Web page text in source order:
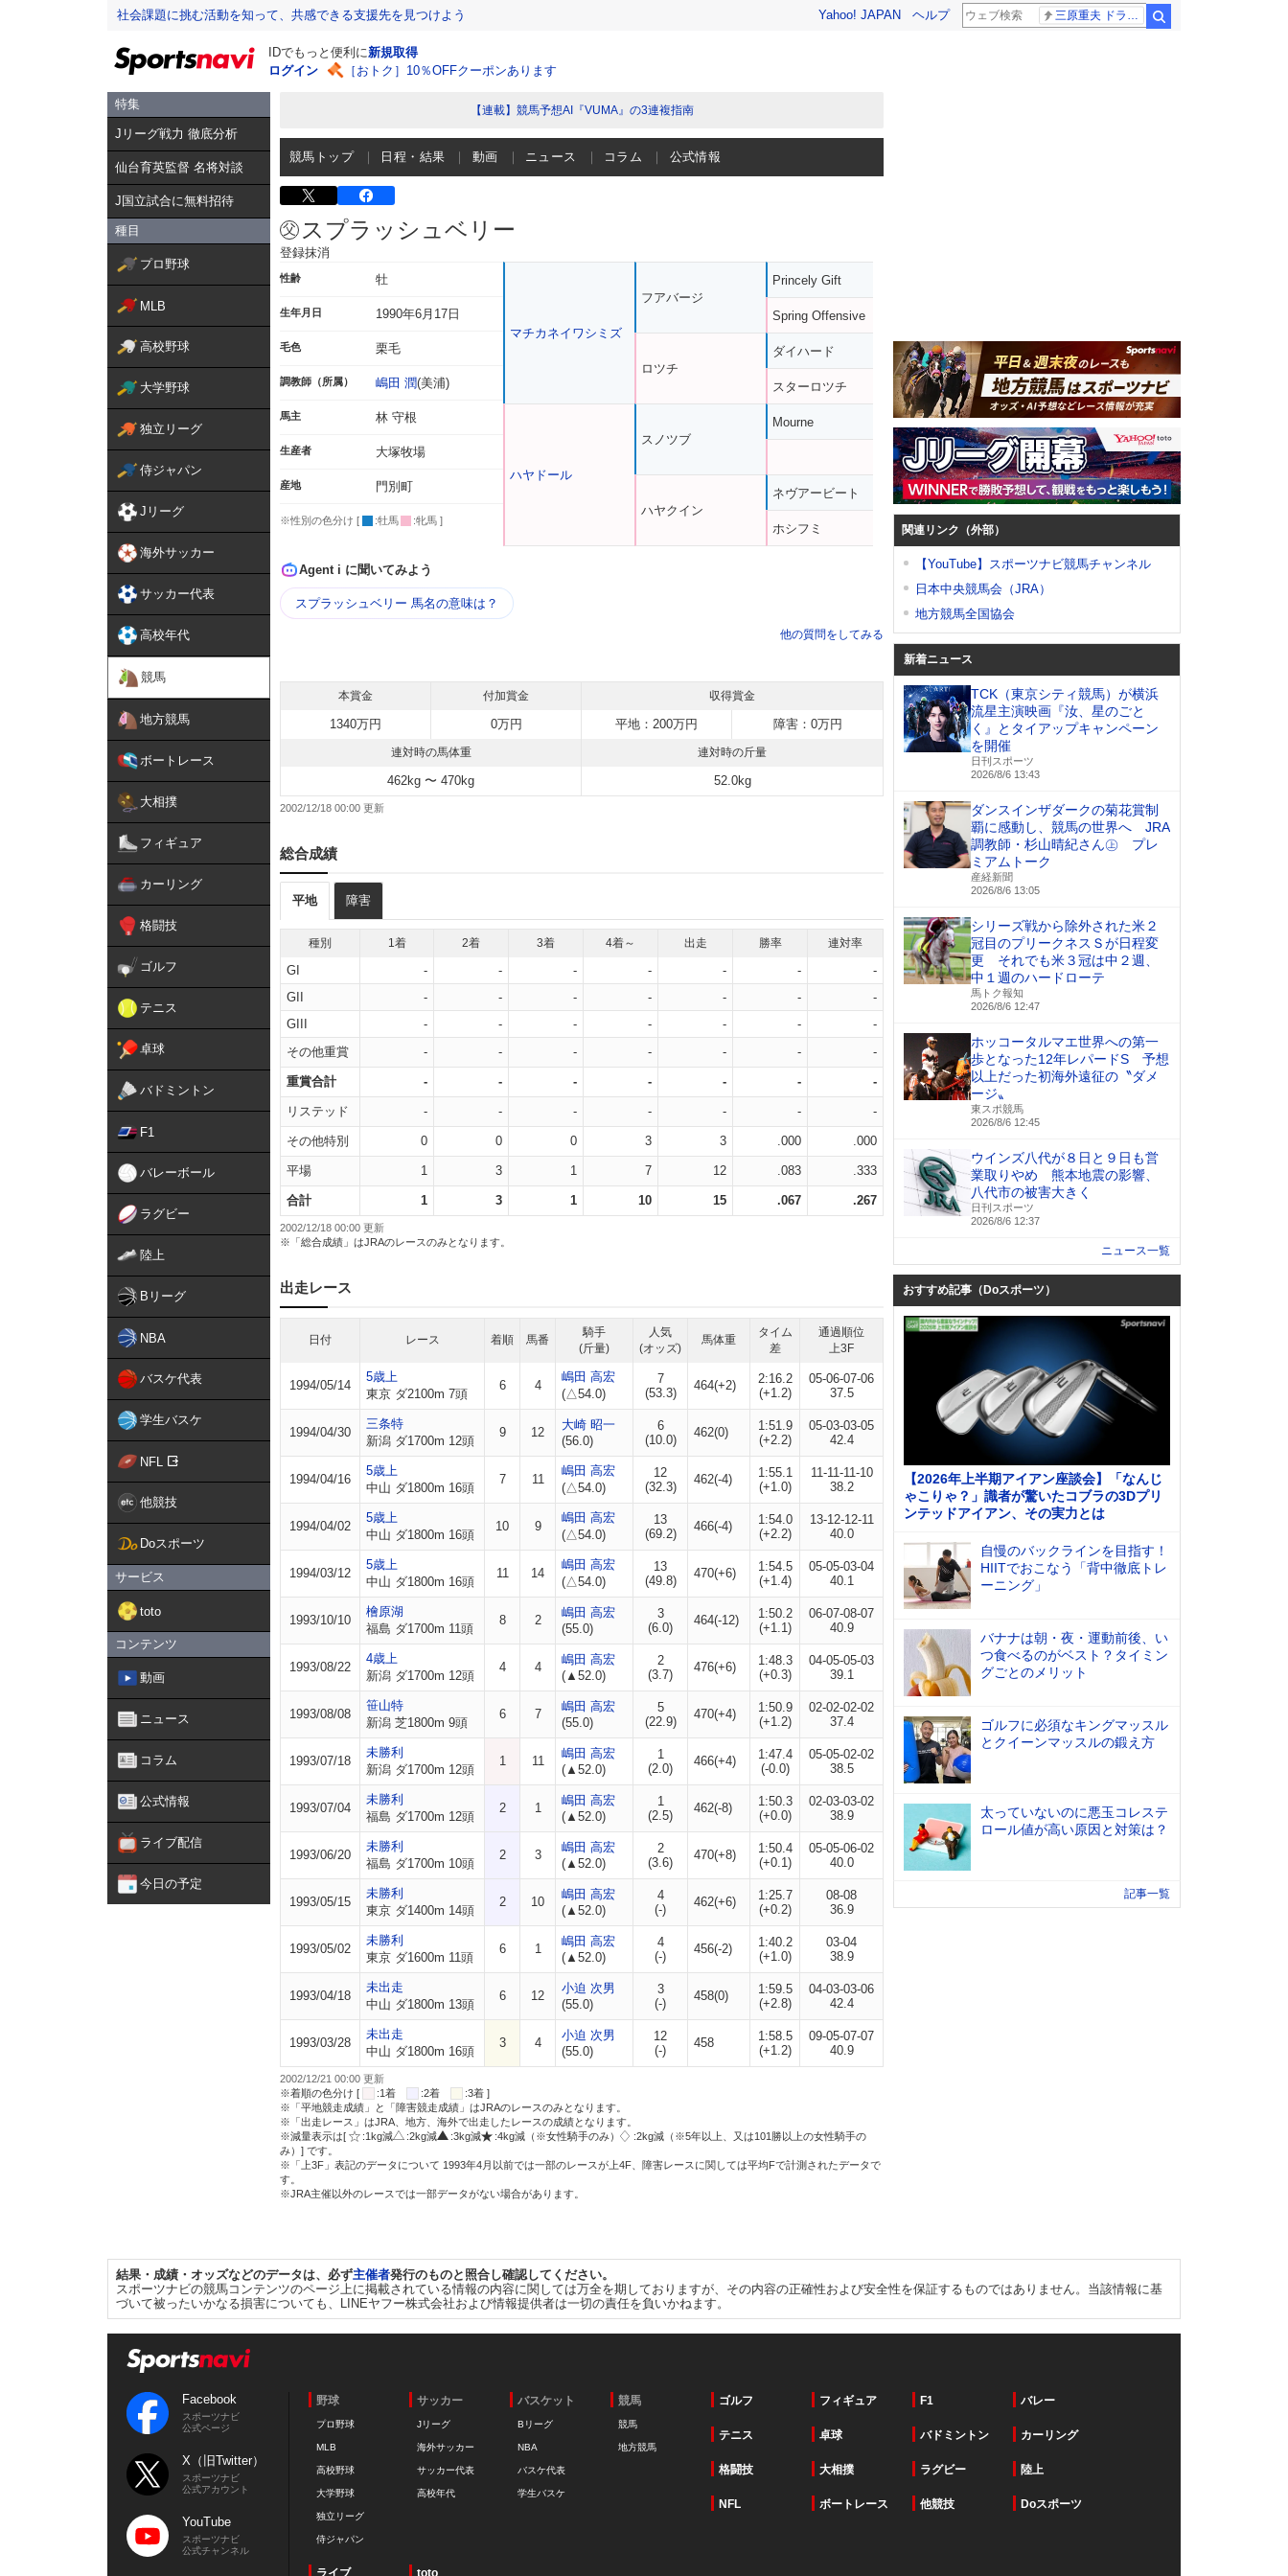
社会課題に挑む活動を知って、共感できる支援先を見つけよう Yahoo! JAPAN ヘルプ
IDでもっと便利に新規取得
ログイン
［おトク］10％OFFクーポンあります
特集
Jリーグ戦力 徹底分析
仙台育英監督 名将対談
J国立試合に無料招待
種目
プロ野球
MLB
高校野球
大学野球
独立リーグ
侍ジャパン
Jリーグ
海外サッカー
サッカー代表
高校年代
競馬
地方競馬
ボートレース
大相撲
フィギュア
カーリング
格闘技
ゴルフ
テニス
卓球
バドミントン
F1
バレーボール
ラグビー
陸上
Bリーグ
NBA
バスケ代表
学生バスケ
NFL
他競技
Doスポーツ
サービス
toto
コンテンツ
動画
ニュース
コラム
公式情報
ライブ配信
今日の予定
【連載】競馬予想AI『VUMA』の3連複指南
競馬トップ 日程・結果 動画 ニュース コラム 公式情報
スプラッシュベリー
登録抹消
性齢 牡
生年月日 1990年6月17日
毛色 栗毛
調教師（所属） 嶋田 潤(美浦)
馬主 林 守根
生産者 大塚牧場
産地 門別町
※性別の色分け [ :牡馬 :牝馬 ]
マチカネイワシミズ
ハヤドール
フアバージ
ロツチ
スノツブ
ハヤクイン
Princely Gift
Spring Offensive
ダイハード
スターロツチ
Mourne
ネヴアービート
ホシフミ
Agent i に聞いてみよう
スプラッシュベリー 馬名の意味は？
他の質問をしてみる
本賞金 付加賞金 収得賞金
1340万円 0万円 平地：200万円 障害：0万円
連対時の馬体重 連対時の斤量
462kg 〜 470kg 52.0kg
2002/12/18 00:00
総合成績
平地 障害
種別 1着 2着 3着 4着～ 出走 勝率 連対率
GI - - - - - -
-
GII
- - - - - -
-
GIII
- - - - - -
-
その他重賞
- - - - - - -
重賞合計 - - - - - - -
リステッド - - - - - - -
その他特別 0 0 0 3 3 .000 .000
平場 1 3 1 7 12 .083 .333
合計 1 3 1 10 15 .067 .267
2002/12/18 00:00 更新
※「総合成績」はJRAのレースのみとなります。
出走レース
日付 レース 着順 馬番
騎手
(斤量)
人気
(オッズ)
馬体重
タイム
差
通過順位
上3F
1994/05/14
5歳上
東京 ダ2100m 7頭
6 4
嶋田 高宏
(△54.0)
7
(53.3)
464(+2)
2:16.2
(+1.2)
05-06-07-06
37.5
1994/04/30
三条特
新潟 ダ1700m 12頭
9 12
大崎 昭一
(56.0)
6
(10.0)
462(0)
1:51.9
(+2.2)
05-03-03-05
42.4
1994/04/16
5歳上
中山 ダ1800m 16頭
7 11
嶋田 高宏
(△54.0)
12
(32.3)
462(-4)
1:55.1
(+1.0)
11-11-11-10
38.2
1994/04/02
5歳上
中山 ダ1800m 16頭
10 9
嶋田 高宏
(△54.0)
13
(69.2)
466(-4)
1:54.0
(+2.2)
13-12-12-11
40.0
1994/03/12
5歳上
中山 ダ1800m 16頭
11 14
嶋田 高宏
(△54.0)
13
(49.8)
470(+6)
1:54.5
(+1.4)
05-05-03-04
40.1
1993/10/10
檜原湖
福島 ダ1700m 11頭
8 2
嶋田 高宏
(55.0)
3
(6.0)
464(-12)
1:50.2
(+1.1)
06-07-08-07
40.9
1993/08/22
4歳上
新潟 ダ1700m 12頭
4 4
嶋田 高宏
(▲52.0)
2
(3.7)
476(+6)
1:48.3
(+0.3)
04-05-05-03
39.1
1993/08/08
笹山特
新潟 芝1800m 9頭
6 7
嶋田 高宏
(55.0)
5
(22.9)
470(+4)
1:50.9
(+1.2)
02-02-02-02
37.4
1993/07/18
未勝利
新潟 ダ1700m 12頭
1 11
嶋田 高宏
(▲52.0)
1
(2.0)
466(+4)
1:47.4
(-0.0)
05-05-02-02
38.5
1993/07/04
未勝利
福島 ダ1700m 12頭
2 1
嶋田 高宏
(▲52.0)
1
(2.5)
462(-8)
1:50.3
(+0.0)
02-03-03-02
38.9
1993/06/20
未勝利
福島 ダ1700m 10頭
2 3
嶋田 高宏
(▲52.0)
2
(3.6)
470(+8)
1:50.4
(+0.1)
05-05-06-02
40.0
1993/05/15
未勝利
東京 ダ1400m 14頭
2 10
嶋田 高宏
(▲52.0)
4
(-)
462(+6)
1:25.7
(+0.2)
08-08
36.9
1993/05/02
未勝利
東京 ダ1600m 11頭
6 1
嶋田 高宏
(▲52.0)
4
(-)
456(-2)
1:40.2
(+1.0)
03-04
38.9
1993/04/18
未出走
中山 ダ1800m 13頭
6 12
小迫 次男
(55.0)
3
(-)
458(0)
1:59.5
(+2.8)
04-03-03-06
42.4
1993/03/28
未出走
中山 ダ1800m 16頭
3 4
小迫 次男
(55.0)
12
(-)
458
1:58.5
(+1.2)
09-05-07-07
40.9
2002/12/21 00:00 更新
※着順の色分け [
:1着 :2着
:3着 ]
※「平地競走成績」と「障害競走成績」はJRAのレースのみとなります。
※「出走レース」はJRA、地方、海外で出走したレースの成績となります。
※減量表示は[
:1kg減 :2kg減 :3kg減 :4kg減（※女性騎手のみ）
:2kg減（※5年以上、又は101勝以上の女性騎手の
み）] です。
※「上3F」表記のデータについて 1993年4月以前では一部のレースが上4F、障害レースに関しては平均Fで計測されたデータで
す。
※JRA主催以外のレースでは一部データがない場合があります。
関連リンク（外部）
【YouTube】スポーツナビ競馬チャンネル
日本中央競馬会（JRA）
地方競馬全国協会
新着ニュース
TCK（東京シティ競馬）が横浜
流星主演映画『汝、星のごと
く』とタイアップキャンペーン
を開催
日刊スポーツ
2026/8/6 13:43
ダンスインザダークの菊花賞制
覇に感動し、競馬の世界へ JRA
調教師・杉山晴紀さん㊤ プレ
ミアムトーク
産経新聞
2026/8/6 13:05
シリーズ戦から除外された米２
冠目のプリークネスＳが日程変
更 それでも米３冠は中２週、
中１週のハードローテ
馬トク報知
2026/8/6 12:47
ホッコータルマエ世界への第一
歩となった12年レパードS 予想
以上だった初海外遠征の〝ダメ
ージ〟
東スポ競馬
2026/8/6 12:45
ウインズ八代が８日と９日も営
業取りやめ 熊本地震の影響、
八代市の被害大きく
日刊スポーツ
2026/8/6 12:37
ニュース一覧
おすすめ記事（Doスポーツ）
【2026年上半期アイアン座談会】「なんじ
ゃこりゃ？」識者が驚いたコブラの3Dプリ
ンテッドアイアン、その実力とは
自慢のバックラインを目指す！
HIITでおこなう「背中徹底トレ
ーニング」
バナナは朝・夜・運動前後、い
つ食べるのがベスト？タイミン
グごとのメリット
ゴルフに必須なキングマッスル
とクイーンマッスルの鍛え方
太っていないのに悪玉コレステ
ロール値が高い原因と対策は？
記事一覧
結果・成績・オッズなどのデータは、必ず主催者発行のものと照合し確認してください。
スポーツナビの競馬コンテンツのページ上に掲載されている情報の内容に関しては万全を期しておりますが、その内容の正確性および安全性を保証するものではありません。当該情報に基
づいて被ったいかなる損害についても、LINEヤフー株式会社および情報提供者は一切の責任を負いかねます。
Facebook
スポーツナビ
公式ページ
X（旧Twitter）
スポーツナビ
公式アカウント
YouTube
スポーツナビ
公式チャンネル
野球
プロ野球
MLB
高校野球
大学野球
独立リーグ
侍ジャパン
サッカー
Jリーグ
海外サッカー
サッカー代表
高校年代
バスケット
Bリーグ
NBA
バスケ代表
学生バスケ
競馬
競馬
地方競馬
ゴルフ フィギュア F1 バレー
テニス 卓球 バドミントン カーリング
格闘技 大相撲 ラグビー 陸上
NFL ボートレース 他競技 Doスポーツ
ライブ toto